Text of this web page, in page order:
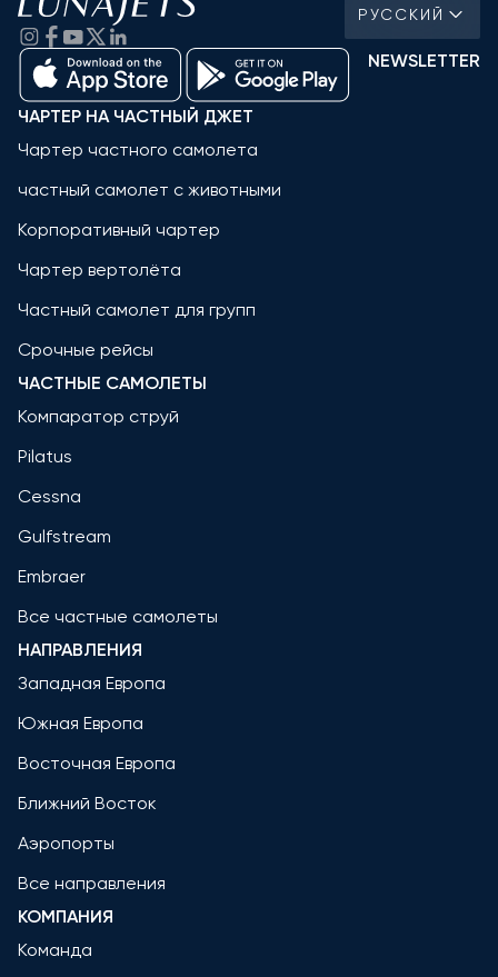
РУССКИЙ
NEWSLETTER
ЧАРТЕР НА ЧАСТНЫЙ ДЖЕТ
Чартер частного самолета
частный самолет с животными
Корпоративный чартер
Чартер вертолёта
Частный самолет для групп
Срочные рейсы
ЧАСТНЫЕ САМОЛЕТЫ
Компаратор струй
Pilatus
Cessna
Gulfstream
Embraer
Все частные самолеты
НАПРАВЛЕНИЯ
Западная Европа
Южная Европа
Восточная Европа
Ближний Восток
Аэропорты
Все направления
КОМПАНИЯ
Команда